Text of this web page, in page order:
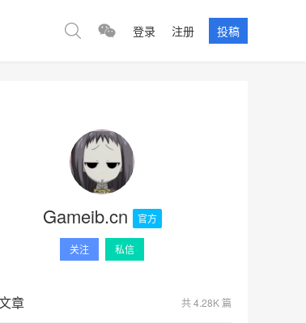
登录 注册 投稿
Gameib.cn 官方
关注 私信
章 共 4.28K 篇